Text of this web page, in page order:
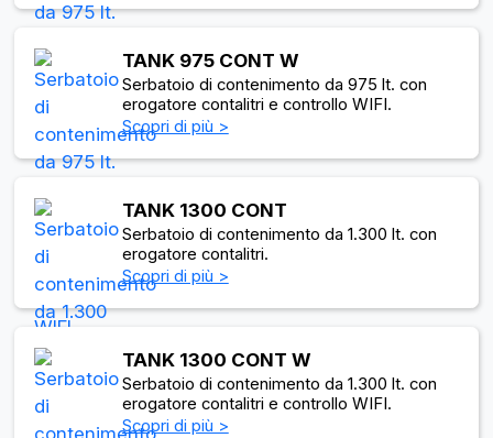
TANK 975 CONT W
Serbatoio di contenimento da 975 lt. con
erogatore contalitri e controllo WIFI.
Scopri di più >
TANK 1300 CONT
Serbatoio di contenimento da 1.300 lt. con
erogatore contalitri.
Scopri di più >
TANK 1300 CONT W
Serbatoio di contenimento da 1.300 lt. con
erogatore contalitri e controllo WIFI.
Scopri di più >